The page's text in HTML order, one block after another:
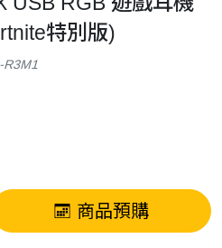
特別版)
R3M1
商品預購